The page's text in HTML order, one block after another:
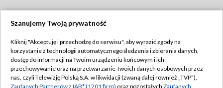
TVP
Abonament TVP
Emisja w TVP
Regulamin TVP
Szanujemy Twoją prywatność
Kliknij "Akceptuję i przechodzę do serwisu", aby wyrazić zgody na
korzystanie z technologii automatycznego śledzenia i zbierania danych,
dostęp do informacji na Twoim urządzeniu końcowym i ich
przechowywanie oraz na przetwarzanie Twoich danych osobowych przez
nas, czyli Telewizję Polską S.A. w likwidacji (zwaną dalej również „TVP”),
Zaufanych Partnerów z IAB* (1201 firm) oraz pozostałych Zaufanych